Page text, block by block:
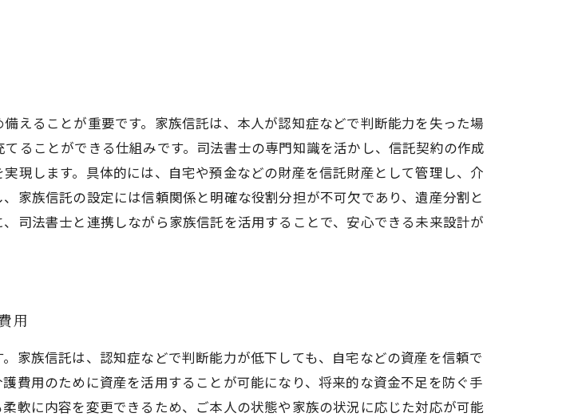
えることが重要です。家族信託は、本人が認知症などで判断能力を失った場
ることができる仕組みです。司法書士の専門知識を活かし、信託契約の作成
現します。具体的には、自宅や預金などの財産を信託財産として管理し、介
家族信託の設定には信頼関係と明確な役割分担が不可欠であり、遺産分割と
司法書士と連携しながら家族信託を活用することで、安心できる未来設計が
用
家族信託は、認知症などで判断能力が低下しても、自宅などの資産を信頼で
費用のために資産を活用することが可能になり、将来的な資金不足を防ぐ手
軟に内容を変更できるため、ご本人の状態や家族の状況に応じた対応が可能